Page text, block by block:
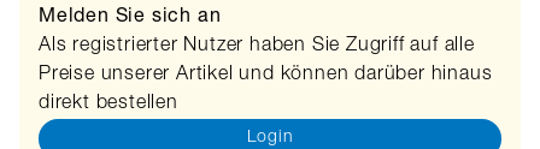
Melden Sie sich an
Als registrierter Nutzer haben Sie Zugriff auf alle
Preise unserer Artikel und können darüber hinaus
direkt bestellen
Login